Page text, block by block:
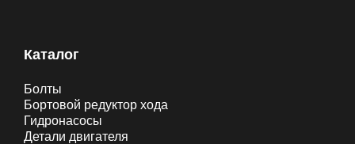
Каталог
Болты
Бортовой редуктор хода
Гидронасосы
Детали двигателя